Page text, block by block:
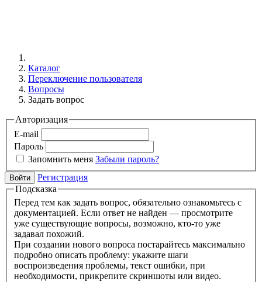
Каталог
Переключение пользователя
Вопросы
Задать вопрос
Авторизация
E-mail
Пароль
Запомнить меня Забыли пароль?
Войти
Регистрация
Подсказка
Перед тем как задать вопрос, обязательно ознакомьтесь с
документацией. Если ответ не найден — просмотрите
уже существующие вопросы, возможно, кто-то уже
задавал похожий.
При создании нового вопроса постарайтесь максимально
подробно описать проблему: укажите шаги
воспроизведения проблемы, текст ошибки, при
необходимости, прикрепите скриншоты или видео.